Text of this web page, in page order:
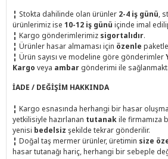
¦ Stokta dahilinde olan ürünler 2-4 iş günü,
ürünlerimiz ise 10-12 iş günü içinde imal
¦ Kargo gönderimlerimiz sigortalıdır.
¦ Ürünler hasar almaması için özenle
¦ Ürün sayısı ve modeline göre gönderimler
Kargo veya ambar gönderimi ile
İADE / DEĞİŞİM HAKKINDA
¦ Kargo esnasında herhangi bir hasar
yetkilisiyle hazırlanan tutanakile firmamıza
yenisi bedelsiz şekilde tekrar gönderilir.
¦ Doğal taş mermer ürünler, üretimin size
hasar tutanağı hariç, herhangi bir sebeple